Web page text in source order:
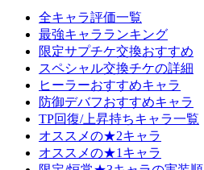
全キャラ評価一覧
最強キャラランキング
限定サプチケ交換おすすめ
スペシャル交換チケの詳細
ヒーラーおすすめキャラ
防御デバフおすすめキャラ
TP回復/上昇持ちキャラ一覧
オススメの★2キャラ
オススメの★1キャラ